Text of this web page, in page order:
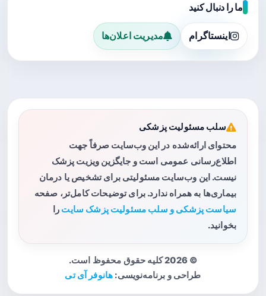
ما را دنبال کنید
اینستاگرام مدیریت اعلان‌ها
سلب مسئولیت پزشکی
محتوای ارائه‌شده در این وب‌سایت صرفاً جهت
اطلاع‌رسانی عمومی است و جایگزین ویزیت پزشک
نیست. این وب‌سایت مسئولیتی برای تشخیص یا درمان
بیماری‌ها به همراه ندارد. برای توضیحات کامل‌تر، صفحه
سیاست پزشکی و سلب مسئولیت پزشک سایت را
بخوانید.
© 2026 کلیه حقوق محفوظ است.
طراحی و برنامه‌نویسی: هانوفر آی تی